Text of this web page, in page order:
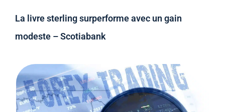
La livre sterling surperforme avec un gain
modeste – Scotiabank